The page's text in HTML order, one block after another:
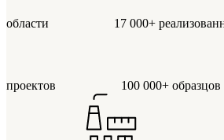
области 17 000+
проектов 100 000+ образцов